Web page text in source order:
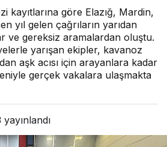
kayıtlarına göre Elazığ, Mardin,
yıl gelen çağrıların yarıdan
ve gereksiz aramalardan oluştu.
yarışan ekipler, kavanoz
aşk acısı için arayanlara kadar
gerçek vakalara ulaşmakta
yayınlandı